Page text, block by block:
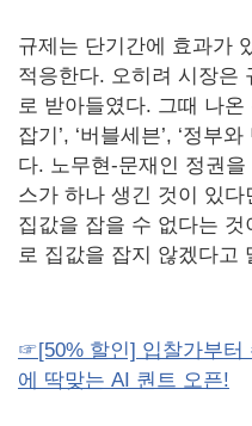
규제는 단기간에 효과가
적응한다. 오히려 시장은
로 받아들였다. 그때 나온
잡기’, ‘버블세븐’, ‘정부
다. 노무현-문재인 정권
스가 하나 생긴 것이 있
집값을 잡을 수 없다는
로 집값을 잡지 않겠다고
☞[50% 할인] 입찰가부터
에 딱맞는 AI 퀀트 오픈!